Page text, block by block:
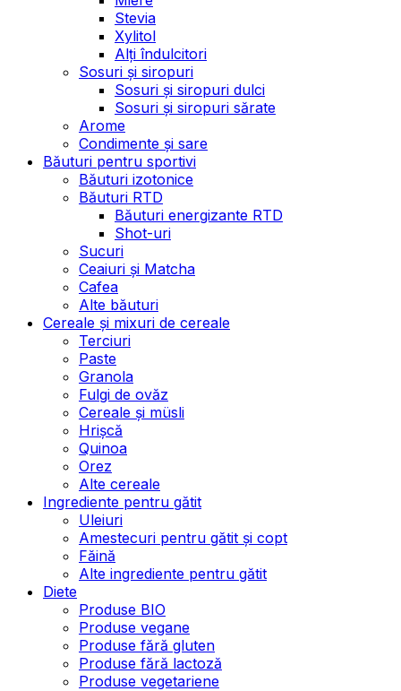
Stevia
Xylitol
Alți îndulcitori
Sosuri și siropuri
Sosuri și siropuri dulci
Sosuri și siropuri sărate
Arome
Condimente și sare
Băuturi pentru sportivi
Băuturi izotonice
Băuturi RTD
Băuturi energizante RTD
Shot-uri
Sucuri
Ceaiuri și Matcha
Cafea
Alte băuturi
Cereale și mixuri de cereale
Terciuri
Paste
Granola
Fulgi de ovăz
Cereale și müsli
Hrișcă
Quinoa
Orez
Alte cereale
Ingrediente pentru gătit
Uleiuri
Amestecuri pentru gătit și copt
Făină
Alte ingrediente pentru gătit
Diete
Produse BIO
Produse vegane
Produse fără gluten
Produse fără lactoză
Produse vegetariene